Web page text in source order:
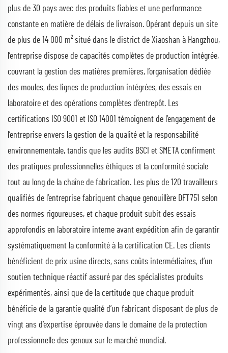
plus de 30 pays avec des produits fiables et une performance
constante en matière de délais de livraison. Opérant depuis un site
de plus de 14 000 m² situé dans le district de Xiaoshan à Hangzhou,
l’entreprise dispose de capacités complètes de production intégrée,
couvrant la gestion des matières premières, l’organisation dédiée
des moules, des lignes de production intégrées, des essais en
laboratoire et des opérations complètes d’entrepôt. Les
certifications ISO 9001 et ISO 14001 témoignent de l’engagement de
l’entreprise envers la gestion de la qualité et la responsabilité
environnementale, tandis que les audits BSCI et SMETA confirment
des pratiques professionnelles éthiques et la conformité sociale
tout au long de la chaîne de fabrication. Les plus de 120 travailleurs
qualifiés de l’entreprise fabriquent chaque genouillère DFT751 selon
des normes rigoureuses, et chaque produit subit des essais
approfondis en laboratoire interne avant expédition afin de garantir
systématiquement la conformité à la certification CE. Les clients
bénéficient de prix usine directs, sans coûts intermédiaires, d’un
soutien technique réactif assuré par des spécialistes produits
expérimentés, ainsi que de la certitude que chaque produit
bénéficie de la garantie qualité d’un fabricant disposant de plus de
vingt ans d’expertise éprouvée dans le domaine de la protection
professionnelle des genoux sur le marché mondial.